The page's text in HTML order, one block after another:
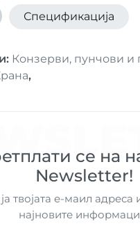
Спецификација
: Конзерви, пунчови и
,
се на
Newsletter!
твојата е-маил адреса
најновите